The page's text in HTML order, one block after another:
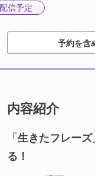
配信予定
予約を含
内容紹介
「生きたフレー
る！